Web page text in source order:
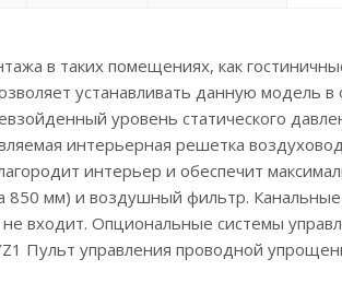
в таких помещениях, как
устанавливать данную модель в
уровень статического
интерьерная решетка
интерьер и обеспечит
850 мм) и воздушный фильтр.
входит. Опциональные системы
Пульт управления проводной